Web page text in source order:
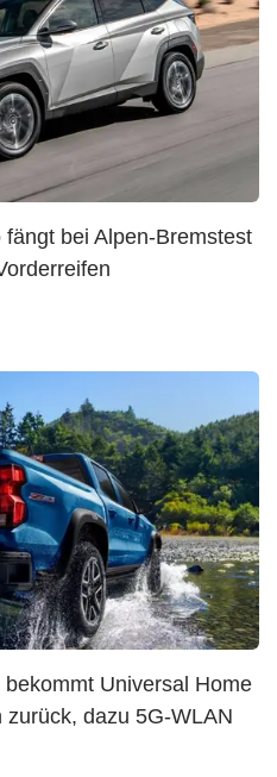
bei Alpen-Bremstest
Universal Home
dazu 5G-WLAN